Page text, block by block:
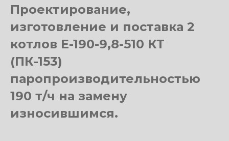
Проектирование,
изготовление и поставка 2
котлов Е-190-9,8-510 КТ
(ПК-153)
паропроизводительностью
190 т/ч на замену
износившимся.